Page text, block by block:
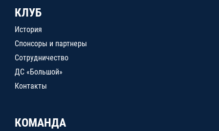
КЛУБ
История
Спонсоры и партнеры
Сотрудничество
ДС «Большой»
Контакты
КОМАНДА